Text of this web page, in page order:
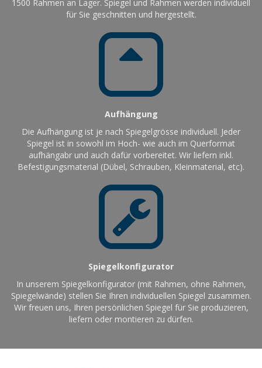
1500 Rahmen an Lager. Spiegel und Rahmen werden individuell
für Sie geschnitten und hergestellt.
Aufhängung
Die Aufhängung ist je nach Spiegelgrösse individuell. Jeder
Spiegel ist in sowohl im Hoch- wie auch im Querformat
aufhängabr und auch dafür vorbereitet. Wir liefern inkl.
Befestigungsmaterial (Dübel, Schrauben, Kleinmaterial, etc).
Spiegelkonfigurator
In unserem Spiegelkonfigurator (mit Rahmen, ohne Rahmen,
Spiegelwände) stellen Sie Ihren individuellen Spiegel zusammen.
Wir freuen uns, Ihren persönlichen Spiegel für Sie produzieren,
liefern oder montieren zu dürfen.